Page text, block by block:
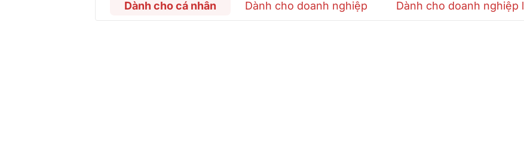
Dành cho cá nhân Dành cho doanh nghiệp Dành cho doanh nghiệp